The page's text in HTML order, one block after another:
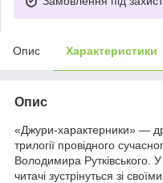
Опис Характеристики
Опис
«Джури-характерники» —
трилогії провідного
Володимира Рутківського.
читачі зустрінуться зі